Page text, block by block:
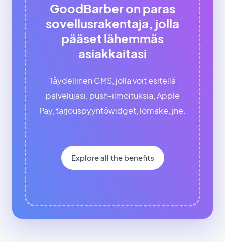
GoodBarber on paras
sovellusrakentaja, jolla
pääset lähemmäs
asiakkaitasi
Täydellinen CMS, jolla voit esitellä
palvelujasi, push-ilmoituksia, Apple
Pay, tarjouspyyntöwidget, lomake, jne.
Explore all the benefits